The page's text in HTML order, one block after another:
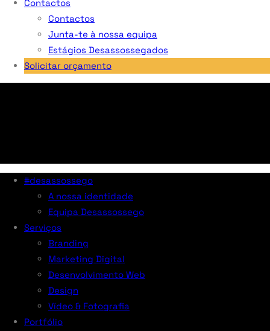
Contactos
Contactos
Junta-te à nossa equipa
Estágios Desassossegados
Solicitar orçamento
#desassossego
A nossa identidade
Equipa Desassossego
Serviços
Branding
Marketing Digital
Desenvolvimento Web
Design
Vídeo & Fotografia
Portfólio